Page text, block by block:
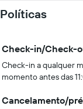
Políticas
Check-in/Check-
Check-in a qualquer
momento antes das
Cancelamento/